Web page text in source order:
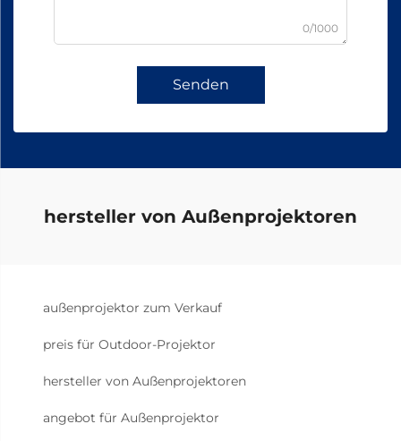
0/1000
Senden
hersteller von Außenprojektoren
außenprojektor zum Verkauf
preis für Outdoor-Projektor
hersteller von Außenprojektoren
angebot für Außenprojektor